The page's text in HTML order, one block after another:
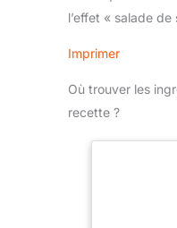
l’effet « salade de
Imprimer
Où trouver les
recette ?